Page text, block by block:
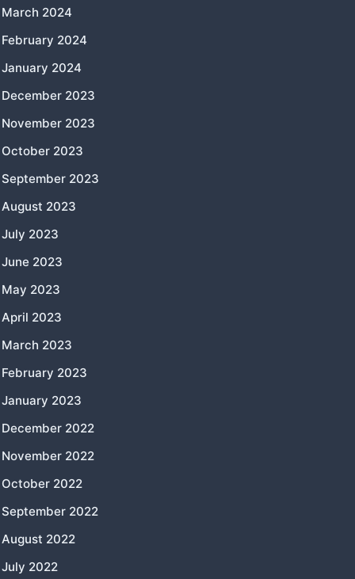
March 2024
February 2024
January 2024
December 2023
November 2023
October 2023
September 2023
August 2023
July 2023
June 2023
May 2023
April 2023
March 2023
February 2023
January 2023
December 2022
November 2022
October 2022
September 2022
August 2022
July 2022